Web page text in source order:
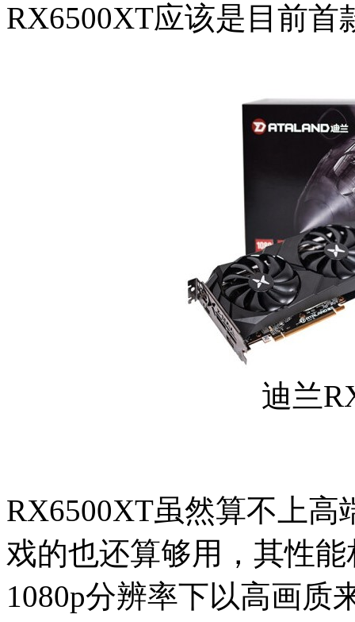
RX6500XT应该是目前
迪兰
RX6500XT虽然算不上
戏的也还算够用，其性
1080p分辨率下以高画质